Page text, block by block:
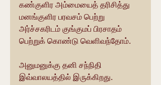
கண்குளிர அம்மையைத் தரிசித்து
மனங்குளிர பரவசம் பெற்று
அர்ச்சகரிடம் குங்குமப் பிரசாதம்
பெற்றுக் கொண்டு வெளிவந்தோம்.
அனுமனுக்கு தனி சந்நிதி
இவ்வாலயத்தில் இருக்கிறது.